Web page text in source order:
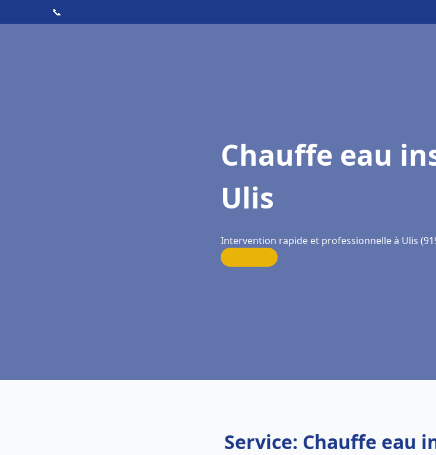
📞
Chauffe eau
Ulis
Intervention rapide et professionnelle à Ulis
Service: Chauffe eau